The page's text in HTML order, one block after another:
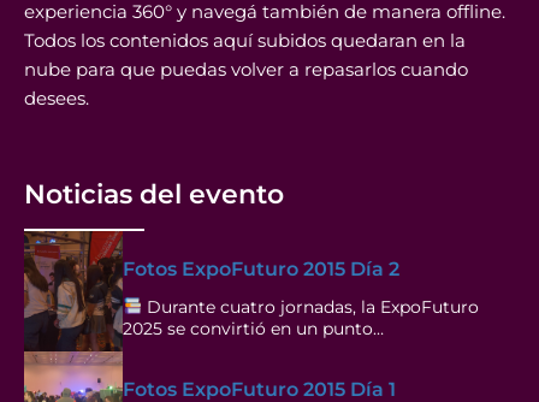
experiencia 360° y navegá también de manera offline.
Todos los contenidos aquí subidos quedaran en la
nube para que puedas volver a repasarlos cuando
desees.
Noticias del evento
Fotos ExpoFuturo 2015 Día 2
Durante cuatro jornadas, la ExpoFuturo
2025 se convirtió en un punto…
Fotos ExpoFuturo 2015 Día 1